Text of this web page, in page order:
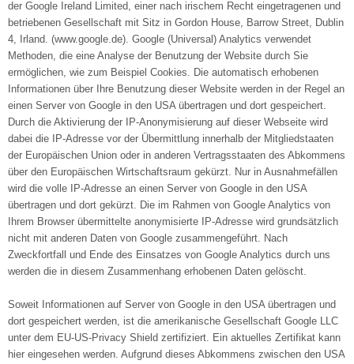
der Google Ireland Limited, einer nach irischem Recht eingetragenen und
betriebenen Gesellschaft mit Sitz in Gordon House, Barrow Street, Dublin
4, Irland. (www.google.de). Google (Universal) Analytics verwendet
Methoden, die eine Analyse der Benutzung der Website durch Sie
ermöglichen, wie zum Beispiel Cookies. Die automatisch erhobenen
Informationen über Ihre Benutzung dieser Website werden in der Regel an
einen Server von Google in den USA übertragen und dort gespeichert.
Durch die Aktivierung der IP-Anonymisierung auf dieser Webseite wird
dabei die IP-Adresse vor der Übermittlung innerhalb der Mitgliedstaaten
der Europäischen Union oder in anderen Vertragsstaaten des Abkommens
über den Europäischen Wirtschaftsraum gekürzt. Nur in Ausnahmefällen
wird die volle IP-Adresse an einen Server von Google in den USA
übertragen und dort gekürzt. Die im Rahmen von Google Analytics von
Ihrem Browser übermittelte anonymisierte IP-Adresse wird grundsätzlich
nicht mit anderen Daten von Google zusammengeführt. Nach
Zweckfortfall und Ende des Einsatzes von Google Analytics durch uns
werden die in diesem Zusammenhang erhobenen Daten gelöscht.
Soweit Informationen auf Server von Google in den USA übertragen und
dort gespeichert werden, ist die amerikanische Gesellschaft Google LLC
unter dem EU-US-Privacy Shield zertifiziert. Ein aktuelles Zertifikat kann
hier eingesehen werden. Aufgrund dieses Abkommens zwischen den USA